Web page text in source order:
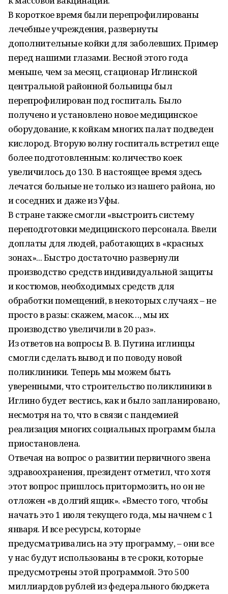
В короткое время были перепрофилированы
лечебные учреждения, развернуты
дополнительные койки для заболевших. Пример
перед нашими глазами. Весной этого года
меньше, чем за месяц, стационар Иглинской
центральной районной больницы был
перепрофилирован под госпиталь. Было
получено и установлено новое медицинское
оборудование, к койкам многих палат подведен
кислород. Вторую волну госпиталь встретил еще
более подготовленным: количество коек
увеличилось до 130. В настоящее время здесь
лечатся больные не только из нашего района, но
и соседних и даже из Уфы.
В стране также смогли «выстроить систему
переподготовки медицинского персонала. Ввели
доплаты для людей, работающих в «красных
зонах»... Быстро достаточно развернули
производство средств индивидуальной защиты
и костюмов, необходимых средств для
обработки помещений, в некоторых случаях – не
просто в разы: скажем, масок…, мы их
производство увеличили в 20 раз».
Из ответов на вопросы В. В. Путина иглинцы
смогли сделать вывод и по поводу новой
поликлиники. Теперь мы можем быть
уверенными, что строительство поликлиники в
Иглино будет вестись, как и было запланировано,
несмотря на то, что в связи с пандемией
реализация многих социальных программ была
приостановлена.
Отвечая на вопрос о развитии первичного звена
здравоохранения, президент отметил, что хотя
этот вопрос пришлось притормозить, но он не
отложен «в долгий ящик». «Вместо того, чтобы
начать это 1 июля текущего года, мы начнем с 1
января. И все ресурсы, которые
предусматривались на эту программу, – они все
у нас будут использованы в те сроки, которые
предусмотрены этой программой. Это 500
миллиардов рублей из федерального бюджета